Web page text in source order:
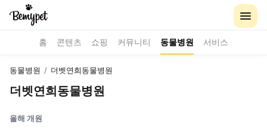
홈 콘텐츠 쇼핑 커뮤니티 동물병원 서비스
동물병원 / 더벳연희동물병원
더벳연희동물병원
올해 개원